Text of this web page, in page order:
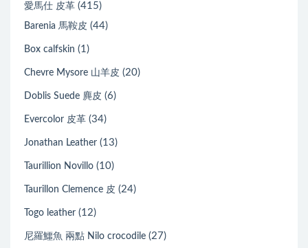
愛馬仕 皮革 (415)
Barenia 馬鞍皮 (44)
Box calfskin (1)
Chevre Mysore 山羊皮 (20)
Doblis Suede 麂皮 (6)
Evercolor 皮革 (34)
Jonathan Leather (13)
Taurillion Novillo (10)
Taurillon Clemence 皮 (24)
Togo leather (12)
尼羅鱷魚 兩點 Nilo crocodile (27)